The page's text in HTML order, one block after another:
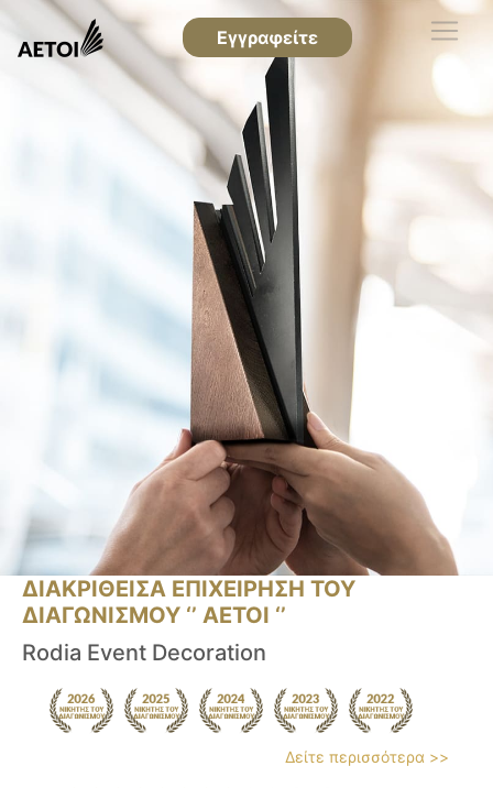
Εγγραφείτε
ΔΙΑΚΡΙΘΕΙΣΑ ΕΠΙΧΕΙΡΗΣΗ ΤΟΥ
ΔΙΑΓΩΝΙΣΜΟΥ ‘’ ΑΕΤΟΙ ‘’
Rodia Event Decoration
Δείτε περισσότερα >>